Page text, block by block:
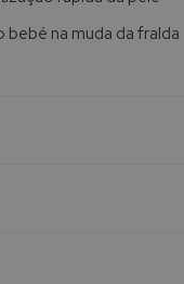
bebé na muda da fralda